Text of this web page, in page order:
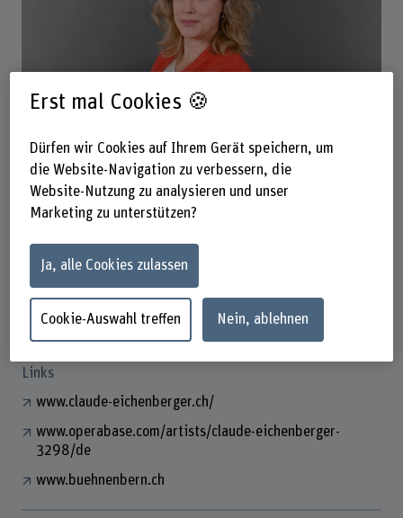
Dozentin Gesang
+41 31 848 55 51
E-Mail anzeigen
www.bfh.ch/de/claude-eichenberger
Links
www.claude-eichenberger.ch/
www.operabase.com/artists/claude-eichenberger-
3298/de
www.buehnenbern.ch
Erst mal Cookies 🍪
Dürfen wir Cookies auf Ihrem Gerät speichern, um
die Website-Navigation zu verbessern, die
Website-Nutzung zu analysieren und unser
Marketing zu unterstützen?
Ja, alle Cookies zulassen
Cookie-Auswahl treffen Nein, ablehnen